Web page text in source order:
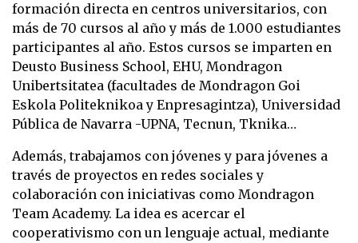
formación directa en centros universitarios, con
más de 70 cursos al año y más de 1.000 estudiantes
participantes al año. Estos cursos se imparten en
Deusto Business School, EHU, Mondragon
Unibertsitatea (facultades de Mondragon Goi
Eskola Politeknikoa y Enpresagintza), Universidad
Pública de Navarra -UPNA, Tecnun, Tknika…
Además, trabajamos con jóvenes y para jóvenes a
través de proyectos en redes sociales y
colaboración con iniciativas como Mondragon
Team Academy. La idea es acercar el
cooperativismo con un lenguaje actual, mediante